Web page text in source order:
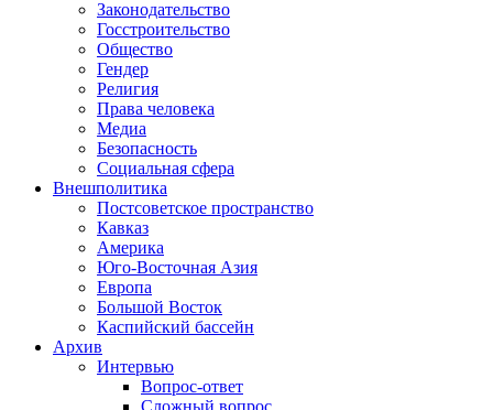
Законодательство
Госстроительство
Общество
Гендер
Религия
Права человека
Медиа
Безопасность
Социальная сфера
Внешполитика
Постсоветское пространство
Кавказ
Америка
Юго-Восточная Азия
Европа
Большой Восток
Каспийский бассейн
Архив
Интервью
Вопрос-ответ
Сложный вопрос